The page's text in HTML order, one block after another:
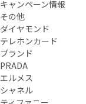
キャンペーン情報
その他
ダイヤモンド
テレホンカード
ブランド
PRADA
エルメス
シャネル